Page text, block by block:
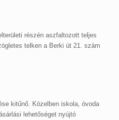
részén aszfaltozott teljes
telken a Berki út 21. szám
kitűnő. Közelben iskola, óvoda
lehetőséget nyújtó